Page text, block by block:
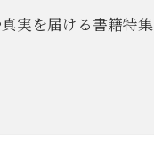
実を届ける書籍特集